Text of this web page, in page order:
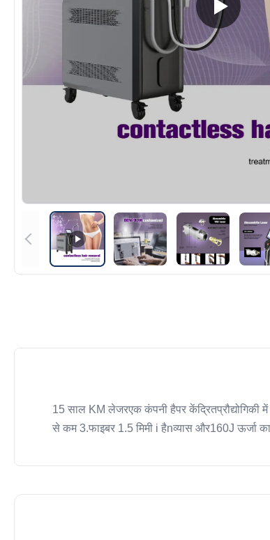
15 साल KM लेजरएक कंपनी हैपर
से कम 3.फाइबर 1.5 मिमी i हैnव्यास और160J ऊर्जा